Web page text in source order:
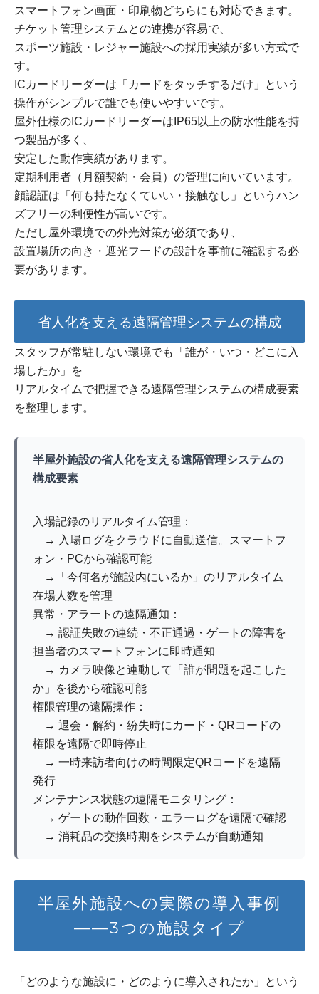
スマートフォン画面・印刷物どちらにも対応できます。
チケット管理システムとの連携が容易で、
スポーツ施設・レジャー施設への採用実績が多い方式で
す。
ICカードリーダーは「カードをタッチするだけ」という
操作がシンプルで誰でも使いやすいです。
屋外仕様のICカードリーダーはIP65以上の防水性能を持
つ製品が多く、
安定した動作実績があります。
定期利用者（月額契約・会員）の管理に向いています。
顔認証は「何も持たなくていい・接触なし」というハン
ズフリーの利便性が高いです。
ただし屋外環境での外光対策が必須であり、
設置場所の向き・遮光フードの設計を事前に確認する必
要があります。
省人化を支える遠隔管理システムの構成
スタッフが常駐しない環境でも「誰が・いつ・どこに入
場したか」を
リアルタイムで把握できる遠隔管理システムの構成要素
を整理します。
半屋外施設の省人化を支える遠隔管理システムの
構成要素
入場記録のリアルタイム管理：
→ 入場ログをクラウドに自動送信。スマートフ
ォン・PCから確認可能
→「今何名が施設内にいるか」のリアルタイム
在場人数を管理
異常・アラートの遠隔通知：
→ 認証失敗の連続・不正通過・ゲートの障害を
担当者のスマートフォンに即時通知
→ カメラ映像と連動して「誰が問題を起こした
か」を後から確認可能
権限管理の遠隔操作：
→ 退会・解約・紛失時にカード・QRコードの
権限を遠隔で即時停止
→ 一時来訪者向けの時間限定QRコードを遠隔
発行
メンテナンス状態の遠隔モニタリング：
→ ゲートの動作回数・エラーログを遠隔で確認
→ 消耗品の交換時期をシステムが自動通知
半屋外施設への実際の導入事例
——3つの施設タイプ
「どのような施設に・どのように導入されたか」という